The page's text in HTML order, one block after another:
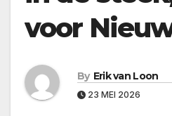
voor
By Erik van Loon
23 MEI 2026